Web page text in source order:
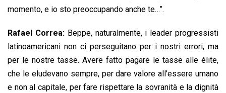
momento, e io sto preoccupando anche te…”.
Rafael Correa:Beppe, naturalmente, i leader progressisti
latinoamericani non ci perseguitano per i nostri errori, ma
per le nostre tasse. Avere fatto pagare le tasse alle élite,
che le eludevano sempre, per dare valore all’essere umano
e non al capitale, per fare rispettare la sovranità e la dignità